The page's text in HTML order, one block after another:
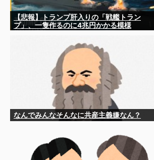
【悲報】トランプ肝入りの「戦艦トラン
プ」、一隻作るのに4兆円かかる模様
なんでみんなそんなに共産主義嫌なん？